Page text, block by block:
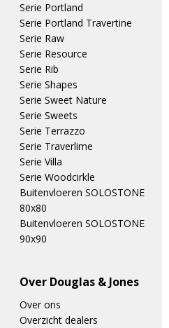
Serie Portland
Serie Portland Travertine
Serie Raw
Serie Resource
Serie Rib
Serie Shapes
Serie Sweet Nature
Serie Sweets
Serie Terrazzo
Serie Traverlime
Serie Villa
Serie Woodcirkle
Buitenvloeren SOLOSTONE
80x80
Buitenvloeren SOLOSTONE
90x90
Over Douglas & Jones
Over ons
Overzicht dealers